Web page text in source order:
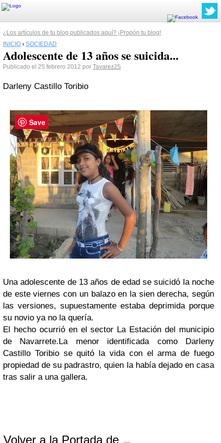
¿Los artículos de tu blog publicados aquí? ¡Propón tu blog!
INICIO › SOCIEDAD
Adolescente de 13 años se suicida...
Publicado el 25 febrero 2012 por Tavarez25
Darleny Castillo Toribio
Una adolescente de 13 años de edad se suicidó la noche
de este viernes con un balazo en la sien derecha, según
las versiones, supuestamente estaba deprimida porque
su novio ya no la quería.
El hecho ocurrió en el sector La Estación del municipio
de Navarrete.La menor identificada como Darleny
Castillo Toribio se quitó la vida con el arma de fuego
propiedad de su padrastro, quien la había dejado en casa
tras salir a una gallera.
Volver a la Portada de
Save